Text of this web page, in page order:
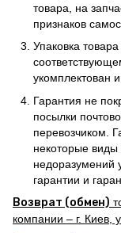
товара, на
признаков
Упаковка
укомплектован
Гарантия не
посылки
перевозчиком.
некоторые виды
недоразумений
гарантии и
Возврат (обмен)
компании – г. Киев,